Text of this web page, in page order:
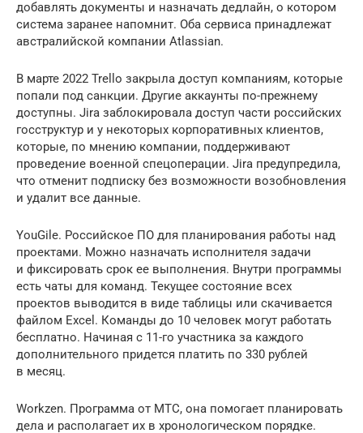
добавлять документы и назначать дедлайн, о котором
система заранее напомнит. Оба сервиса принадлежат
австралийской компании Atlassian.
В марте 2022 Trello закрыла доступ компаниям, которые
попали под санкции. Другие аккаунты по-прежнему
доступны. Jira заблокировала доступ части российских
госструктур и у некоторых корпоративных клиентов,
которые, по мнению компании, поддерживают
проведение военной спецоперации. Jira предупредила,
что отменит подписку без возможности возобновления
и удалит все данные.
YouGile. Российское ПО для планирования работы над
проектами. Можно назначать исполнителя задачи
и фиксировать срок ее выполнения. Внутри программы
есть чаты для команд. Текущее состояние всех
проектов выводится в виде таблицы или скачивается
файлом Excel. Команды до 10 человек могут работать
бесплатно. Начиная с 11-го участника за каждого
дополнительного придется платить по 330 рублей
в месяц.
Workzen. Программа от МТС, она помогает планировать
дела и располагает их в хронологическом порядке.